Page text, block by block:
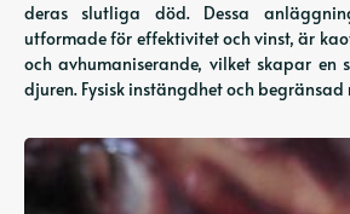
deras slutliga död. Dessa
utformade för effektivitet och vinst, är
och avhumaniserande, vilket skapar en
djuren. Fysisk instängdhet och begränsad